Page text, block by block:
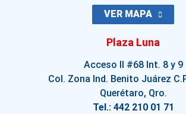
VER MAPA
Plaza Luna
Acceso II #68 Int. 8 y 9
Col. Zona Ind. Benito Juárez
Querétaro, Qro.
Tel.: 442 210 01 71